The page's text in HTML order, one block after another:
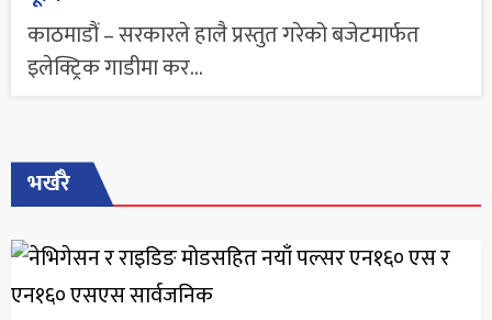
काठमाडौं – सरकारले हालै प्रस्तुत गरेको बजेटमार्फत
इलेक्ट्रिक गाडीमा कर...
भर्खरै